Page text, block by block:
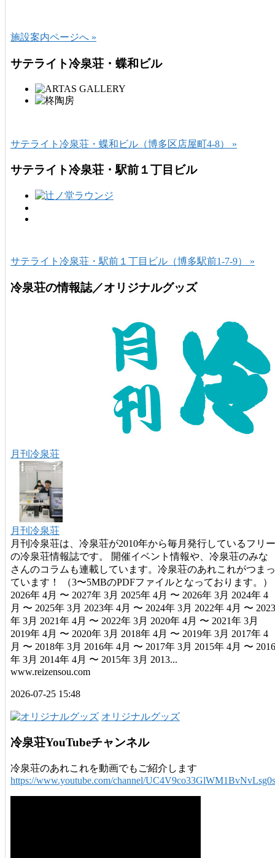
施設案内ページへ »
サテライト冷泉荘・蝶和ビル
サテライト冷泉荘・蝶和ビル（博多区店屋町4-8） »
サテライト冷泉荘・駅前１丁目ビル
サテライト冷泉荘・駅前１丁目ビル（博多駅前1-7-9） »
冷泉荘の情報誌／オリジナルグッズ
月刊冷泉荘
月刊冷泉荘
月刊冷泉荘は、冷泉荘が2010年から毎月発行しているフリー
の冷泉荘情報誌です。 開催イベント情報や、冷泉荘のみな
さんのコラムも連載しています。冷泉荘のあれこれがつまっ
ています！ （3〜5MBのPDFファイルとなっております。）
2026年 4月 〜 2027年 3月 2025年 4月 〜 2026年 3月 2024年 4
月 〜 2025年 3月 2023年 4月 〜 2024年 3月 2022年 4月 〜 2023
年 3月 2021年 4月 〜 2022年 3月 2020年 4月 〜 2021年 3月
2019年 4月 〜 2020年 3月 2018年 4月 〜 2019年 3月 2017年 4
月 〜 2018年 3月 2016年 4月 〜 2017年 3月 2015年 4月 〜 2016
年 3月 2014年 4月 〜 2015年 3月 2013...
www.reizensou.com
2026-07-25 15:48
オリジナルグッズ
冷泉荘YouTubeチャンネル
冷泉荘のあれこれを動画でもご紹介します
https://www.youtube.com/channel/